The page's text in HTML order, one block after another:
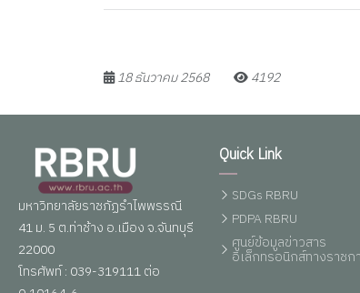
18 ธันวาคม 2568 4192
มหาวิทยาลัยราชภัฏรำไพพรรณี
41 ม. 5 ต.ท่าช้าง อ.เมือง จ.จันทบุรี
22000
โทรศัพท์ : 039-319111 ต่อ
Quick Link
SDGs RBRU
PDPA RBRU
ศูนย์ข้อมูลข่าวสาร
อิเล็กทรอนิกส์ทางราชก